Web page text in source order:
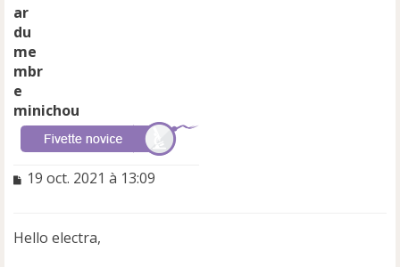
minichou
M
a
19 oct. 2021 à 13:09
Hello electra,